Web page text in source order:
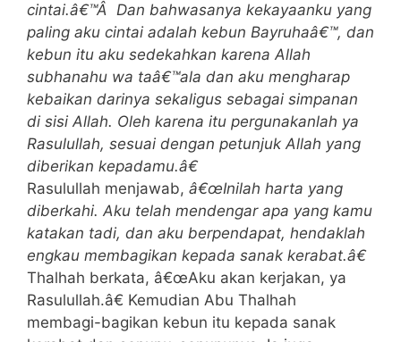
cintai.â€™Â Dan bahwasanya kekayaanku yang
paling aku cintai adalah kebun Bayruhaâ€™, dan
kebun itu aku sedekahkan karena Allah
subhanahu wa taâ€™ala dan aku mengharap
kebaikan darinya sekaligus sebagai simpanan
di sisi Allah. Oleh karena itu pergunakanlah ya
Rasulullah, sesuai dengan petunjuk Allah yang
diberikan kepadamu.â€
Rasulullah menjawab, â€œInilah harta yang
diberkahi. Aku telah mendengar apa yang kamu
katakan tadi, dan aku berpendapat, hendaklah
engkau membagikan kepada sanak kerabat.â€
Thalhah berkata, â€œAku akan kerjakan, ya
Rasulullah.â€ Kemudian Abu Thalhah
membagi-bagikan kebun itu kepada sanak